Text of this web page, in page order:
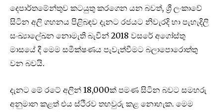
දෙපාර්තමේන්තුව කටයුතු කරගෙන යන බවත්, ශ්‍රී ලංකාවේ
සිටින අලි ගහනය පිළිබඳව දැනට රජයට නිවැරදි හා පැහැදිලි
සංඛ්‍යාලේඛන නොමැති බැවින් 2018 වසරේ අගෝස්තු
මාසයේ දී මෙම සමීක්ෂණය පැවැත්වීමට බලාපොරොත්තු
වන බවයි.
දැනට මේ රටේ අලින් 18,000ක් පමණ සිටින බවට සමහරු
අනුමාන කළත් එය ස්ථිරව තහවුරු කළ නොහැක. මෙම